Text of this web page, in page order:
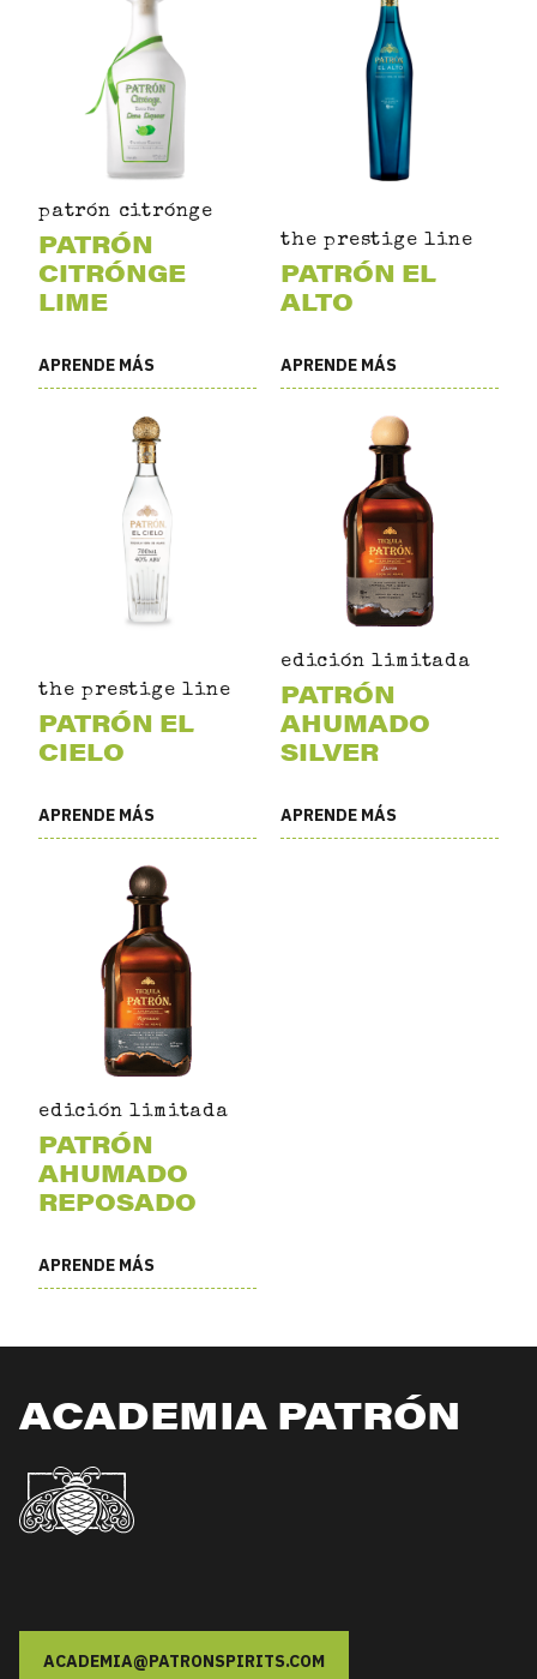
patrón citrónge
PATRÓN
CITRÓNGE
LIME
APRENDE MÁS
the prestige line
PATRÓN EL
ALTO
APRENDE MÁS
the prestige line
PATRÓN EL
CIELO
APRENDE MÁS
edición limitada
PATRÓN
AHUMADO
SILVER
APRENDE MÁS
edición limitada
PATRÓN
AHUMADO
REPOSADO
APRENDE MÁS
ACADEMIA PATRÓN
ACADEMIA@PATRONSPIRITS.COM